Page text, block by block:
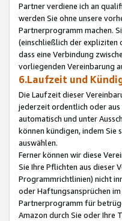
Partner verdiene ich an
werden Sie ohne unsere
Partnerprogramm machen.
(einschließlich der expliziten
dass eine Verbindung
vorliegenden Vereinbarung
6.Laufzeit und
Die Laufzeit dieser
jederzeit ordentlich oder
automatisch und unter
können kündigen, indem Sie
auswählen.
Ferner können wir diese
Sie Ihre Pflichten aus dieser
Programmrichtlinien) nicht
oder Haftungsansprüchen
Partnerprogramm für
Amazon durch Sie oder Ihre